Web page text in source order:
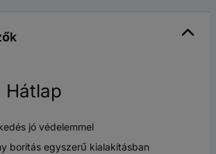
Hátlap
jó védelemmel
borítás egyszerű kialakításban